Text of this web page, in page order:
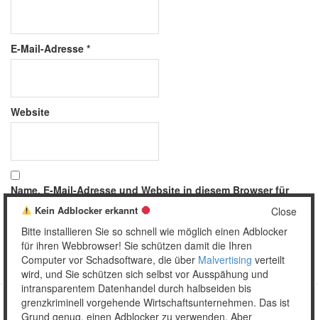
E-Mail-Adresse *
Website
Name, E-Mail-Adresse und Website in diesem Browser für
meinen nächsten Kommentar speichern.
Close
Kein Adblocker erkannt
Bitte installieren Sie so schnell wie möglich einen Adblocker
für ihren Webbrowser! Sie schützen damit die Ihren
Computer vor Schadsoftware, die über Malvertising verteilt
wird, und Sie schützen sich selbst vor Ausspähung und
intransparentem Datenhandel durch halbseiden bis
grenzkriminell vorgehende Wirtschaftsunternehmen. Das ist
Grund genug, einen Adblocker zu verwenden. Aber